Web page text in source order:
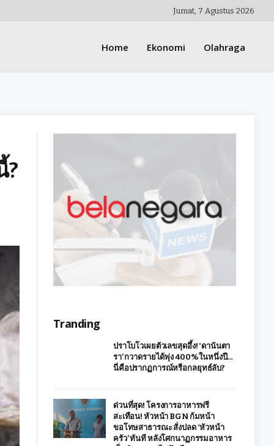
Jumat, 7 Agustus 2026
Home Ekonomi Olahraga
?
Tranding
ปราโบโวเผยตัวเลขสุดอึ้ง! ‘ดานันตา
รา’ กวาดรายได้พุ่ง 400% ในหนึ่งปี…
นี่คือปรากฏการณ์หรือกลยุทธ์ลับ?
ด่วนที่สุด! โครงการอาหารฟรี
สะเทือน! หัวหน้า BGN ก้มหน้า
ขอโทษสาธารณะ สั่งปลด ‘หัวหน้า
ครัว’ ทันที หลังโศกนาฏกรรมอาหาร